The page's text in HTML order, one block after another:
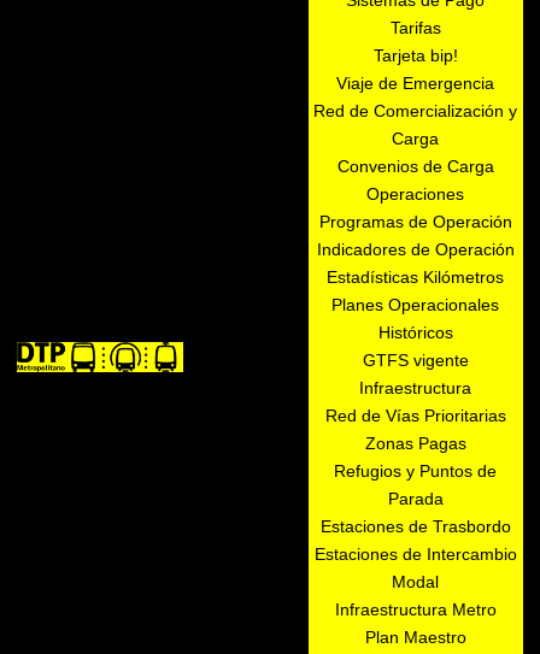
Tarifas
Tarjeta bip!
Viaje de Emergencia
Red de Comercialización y
Carga
Convenios de Carga
Operaciones
Programas de Operación
Indicadores de Operación
Estadísticas Kilómetros
Planes Operacionales
Históricos
GTFS vigente
Infraestructura
Red de Vías Prioritarias
Zonas Pagas
Refugios y Puntos de
Parada
Estaciones de Trasbordo
Estaciones de Intercambio
Modal
Infraestructura Metro
Plan Maestro